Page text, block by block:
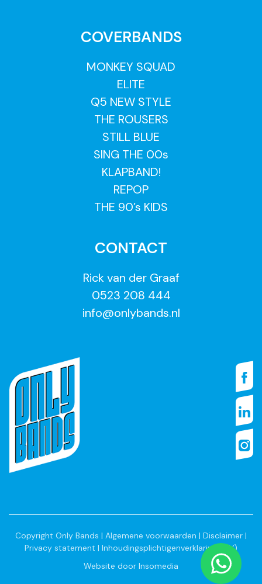
COVERBANDS
MONKEY SQUAD
ELITE
Q5 NEW STYLE
THE ROUSERS
STILL BLUE
SING THE 00s
KLAPBAND!
REPOP
THE 90’s KIDS
CONTACT
Rick van der Graaf
0523 208 444
info@onlybands.nl
Copyright Only Bands | Algemene voorwaarden | Disclaimer |
Privacy statement | Inhoudingsplichtigenverklaring (IPV)
Website door Insomedia